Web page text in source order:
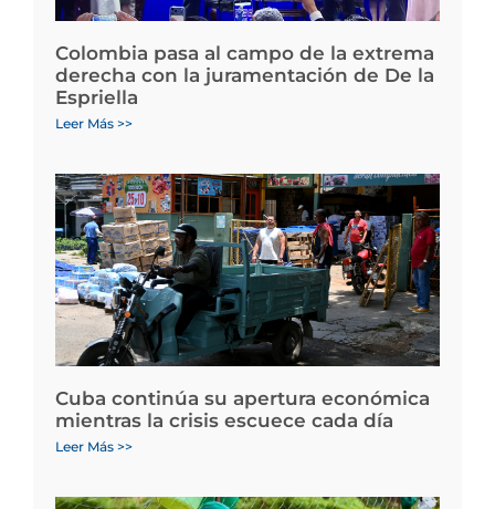
Colombia pasa al campo de la extrema
derecha con la juramentación de De la
Espriella
Leer Más >>
Cuba continúa su apertura económica
mientras la crisis escuece cada día
Leer Más >>